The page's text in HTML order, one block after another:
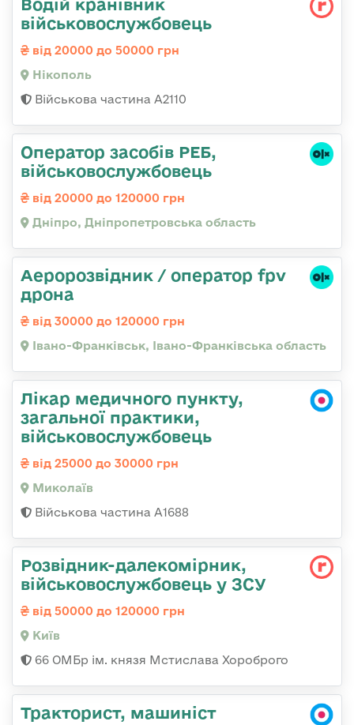
військовослужбовець
від 20000 до 50000 грн
Нікополь
Військова частина А2110
Оператор засобів РЕБ,
військовослужбовець
від 20000 до 120000 грн
Дніпро, Дніпропетровська область
Аеророзвідник / оператор fpv
дрона
від 30000 до 120000 грн
Івано-Франківськ, Івано-Франківська область
Лікар медичного пункту,
загальної практики,
військовослужбовець
від 25000 до 30000 грн
Миколаїв
Військова частина А1688
Розвідник-далекомірник,
військовослужбовець у ЗСУ
від 50000 до 120000 грн
Київ
66 ОМБр ім. князя Мстислава Хороброго
Тракторист, машиніст